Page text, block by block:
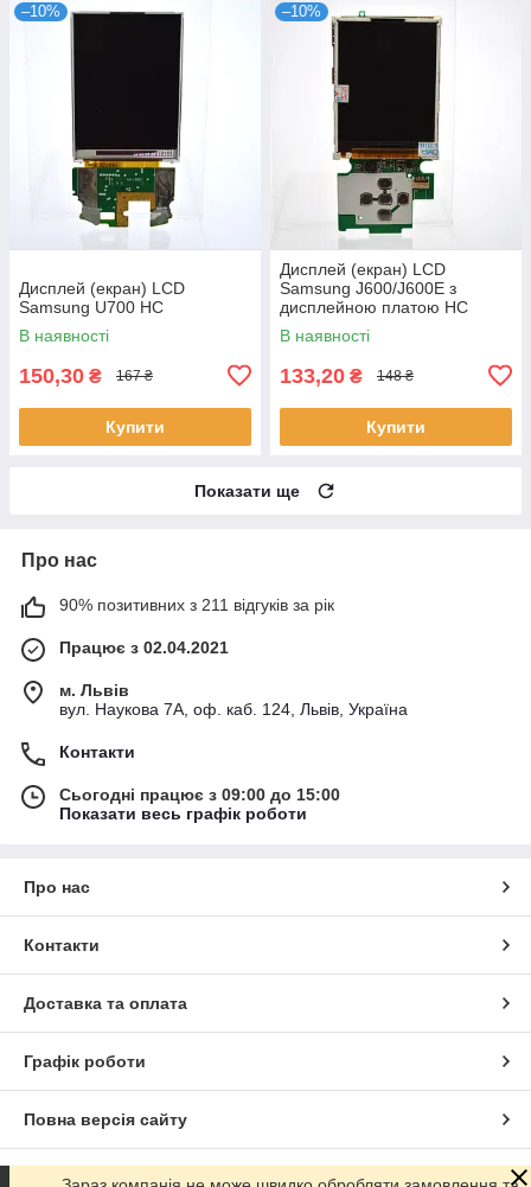
–10%
Дисплей (екран) LCD
Samsung U700 HC
В наявності
150,30 ₴ 167 ₴
Купити
–10%
Дисплей (екран) LCD
Samsung J600/J600E з
дисплейною платою HC
В наявності
133,20 ₴ 148 ₴
Купити
Показати ще
Про нас
90% позитивних з 211 відгуків за рік
Працює з 02.04.2021
м. Львів
вул. Наукова 7А, оф. каб. 124, Львів, Україна
Контакти
Сьогодні працює з 09:00 до 15:00
Показати весь графік роботи
Про нас
Контакти
Доставка та оплата
Графік роботи
Повна версія сайту
Сайт створено на маркетплейсі Prom.ua